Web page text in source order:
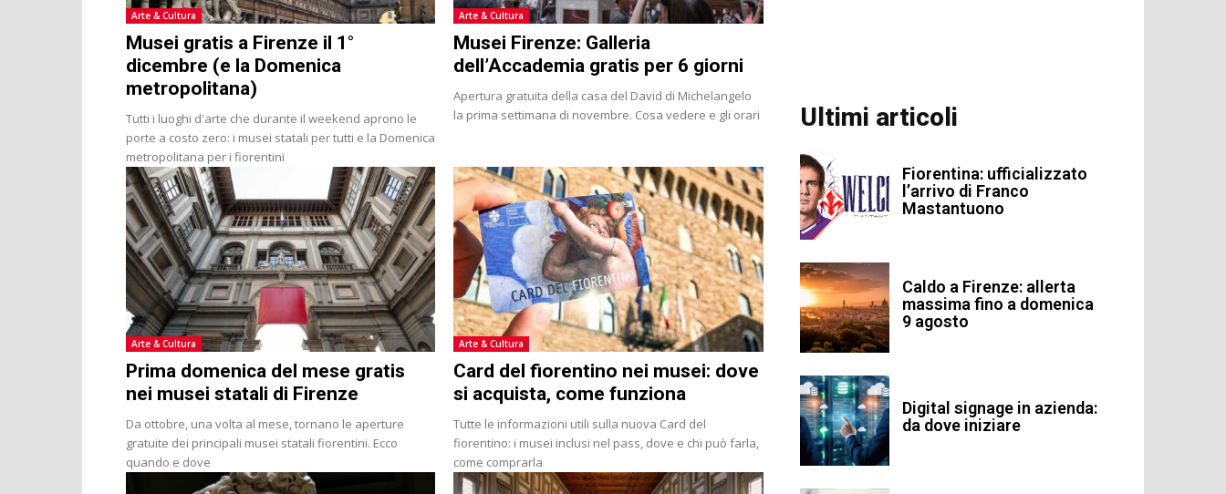
Arte & Cultura
Musei gratis a Firenze il 1°
dicembre (e la Domenica
metropolitana)
Tutti i luoghi d'arte che durante il weekend aprono le
porte a costo zero: i musei statali per tutti e la Domenica
metropolitana per i fiorentini
Arte & Cultura
Musei Firenze: Galleria
dell’Accademia gratis per 6 giorni
Apertura gratuita della casa del David di Michelangelo
la prima settimana di novembre. Cosa vedere e gli orari
Arte & Cultura
Prima domenica del mese gratis
nei musei statali di Firenze
Da ottobre, una volta al mese, tornano le aperture
gratuite dei principali musei statali fiorentini. Ecco
quando e dove
Arte & Cultura
Card del fiorentino nei musei: dove
si acquista, come funziona
Tutte le informazioni utili sulla nuova Card del
fiorentino: i musei inclusi nel pass, dove e chi può farla,
come comprarla
Ultimi articoli
Fiorentina: ufficializzato
l’arrivo di Franco
Mastantuono
Caldo a Firenze: allerta
massima fino a domenica
9 agosto
Digital signage in azienda:
da dove iniziare